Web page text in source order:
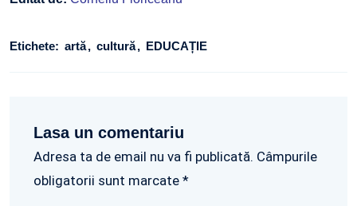
Etichete: artă cultură EDUCAȚIE
Lasa un comentariu
Adresa ta de email nu va fi publicată. Câmpurile
obligatorii sunt marcate *